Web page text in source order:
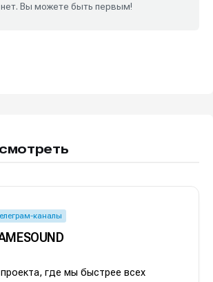
Вы можете быть первым!
каналы
где мы быстрее всех